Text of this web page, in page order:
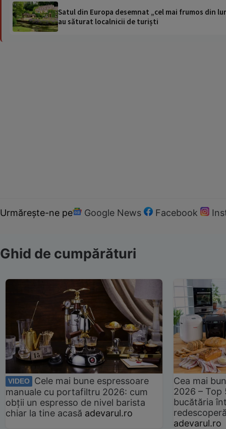
Satul din Europa desemnat „cel mai frumos din
au săturat localnicii de turiști
Urmărește-ne pe Google News Facebook
Ghid de cumpărături
VIDEO
Cele mai bune espressoare
manuale cu portafiltru 2026: cum
obții un espresso de nivel barista
chiar la tine acasă adevarul.ro
Cea mai
2026 –
bucătăria
adevarul.ro